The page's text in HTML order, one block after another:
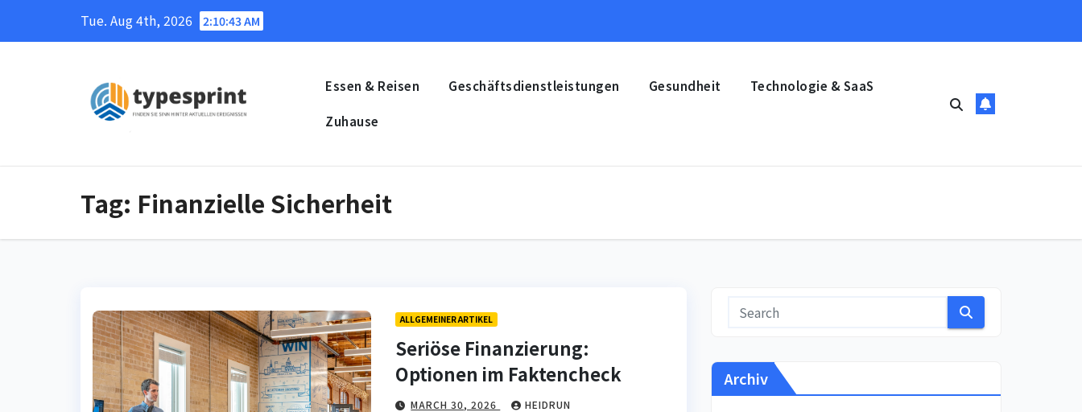
Tue. Aug 4th, 2026 2:10:44 AM
Essen & Reisen Geschäftsdienstleistungen Gesundheit Technologie & SaaS
Zuhause
Tag: Finanzielle Sicherheit
ALLGEMEINER ARTIKEL
Seriöse Finanzierung:
Optionen im Faktencheck
MARCH 30, 2026 HEIDRUN
Archiv